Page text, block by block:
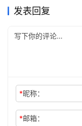
发表回复
*昵称：
*邮箱：